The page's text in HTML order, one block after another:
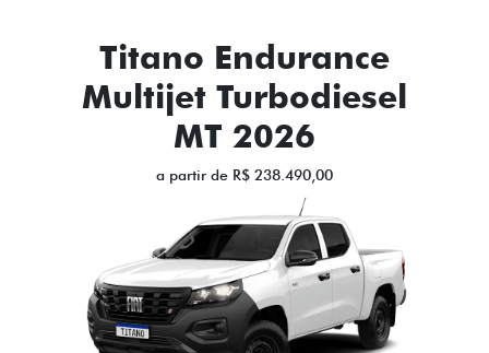
Titano Endurance
Multijet Turbodiesel
MT 2026
a partir de R$ 238.490,00